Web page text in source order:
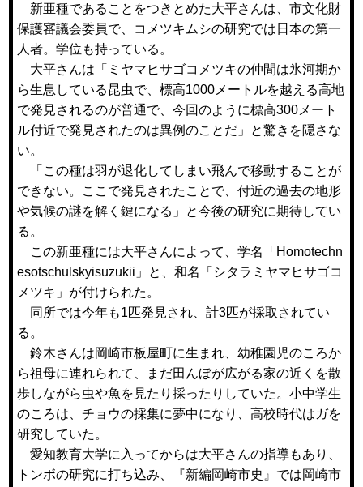
新亜種であることをつきとめた大平さんは、市文化財
保護審議会委員で、コメツキムシの研究では日本の第一
人者。学位も持っている。
大平さんは「ミヤマヒサゴコメツキの仲間は氷河期か
ら生息している昆虫で、標高1000メートルを越える高地
で発見されるのが普通で、今回のように標高300メート
ル付近で発見されたのは異例のことだ」と驚きを隠さな
い。
「この種は羽が退化してしまい飛んで移動することが
できない。ここで発見されたことで、付近の過去の地形
や気候の謎を解く鍵になる」と今後の研究に期待してい
る。
この新亜種には大平さんによって、学名「Homotechn
esotschulskyisuzukii」と、和名「シタラミヤマヒサゴコ
メツキ」が付けられた。
同所では今年も1匹発見され、計3匹が採取されてい
る。
鈴木さんは岡崎市板屋町に生まれ、幼稚園児のころか
ら祖母に連れられて、まだ田んぼが広がる家の近くを散
歩しながら虫や魚を見たり採ったりしていた。小中学生
のころは、チョウの採集に夢中になり、高校時代はガを
研究していた。
愛知教育大学に入ってからは大平さんの指導もあり、
トンボの研究に打ち込み、『新編岡崎市史』では岡崎市